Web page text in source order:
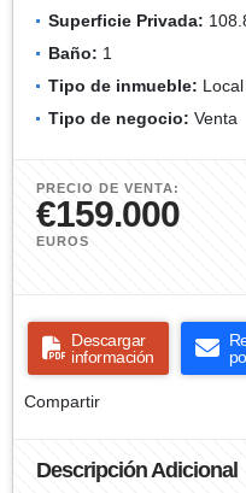
Superficie Privada:
Baño: 1
Tipo de inmueble:
Tipo de negocio: Venta
PRECIO DE VENTA:
€159.000
EUROS
Descargar
información
Compartir
Descripción Adicional